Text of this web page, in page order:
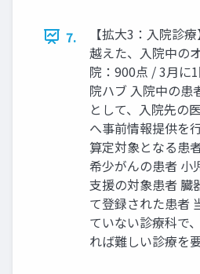
7.
【拡大3：入院診
越えた、入院中の
院：900点 / 3月に
院ハブ 入院中の患
として、入院先の
へ事前情報提供を
算定対象となる患
希少がんの患者 小
支援の対象患者 臓
て登録された患者
ていない診療科で
れば難しい診療を